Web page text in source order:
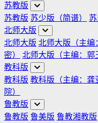
苏教版
苏教版 苏少版（简谱）
北师大版
北师大版 北师大版（主编
密）
北师大版（主编：郭
教科版
教科版 教科版（主编：龚
院）
鲁教版
鲁教版 鲁美版 鲁教湘教版